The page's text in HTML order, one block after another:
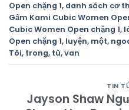
Open chặng 1, danh sách cơ
Gấm Kami Cubic Women
Cubic Women Open chặng 1,
Open chặng 1, luyện, một,
Tôi, trong, tù,van
TIN
Jayson Shaw